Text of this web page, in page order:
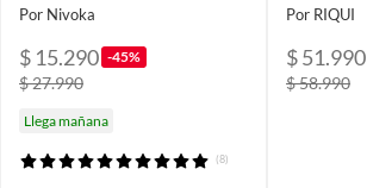
Por Nivoka
$ 15.290 -45%
$ 27.990
Llega mañana
(8)
Por RIQUI
$ 51.990
$ 58.990